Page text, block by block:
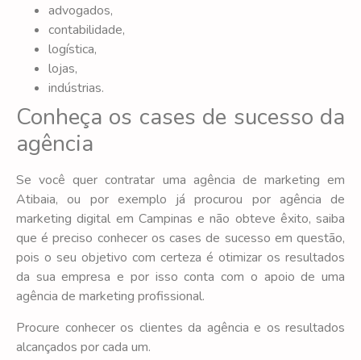
advogados,
contabilidade,
logística,
lojas,
indústrias.
Conheça os cases de sucesso da
agência
Se você quer contratar uma agência de marketing em
Atibaia, ou por exemplo já procurou por agência de
marketing digital em Campinas e não obteve êxito, saiba
que é preciso conhecer os cases de sucesso em questão,
pois o seu objetivo com certeza é otimizar os resultados
da sua empresa e por isso conta com o apoio de uma
agência de marketing profissional.
Procure conhecer os clientes da agência e os resultados
alcançados por cada um.